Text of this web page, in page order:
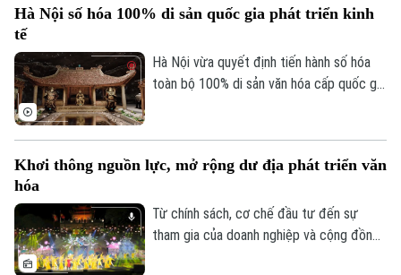
Hà Nội số hóa 100% di sản quốc gia phát triển kinh
tế
Hà Nội vừa quyết định tiến hành số hóa
toàn bộ 100% di sản văn hóa cấp quốc gia
triển du lịch và công nghiệp sáng tạo.
Khơi thông nguồn lực, mở rộng dư địa phát triển văn
hóa
Từ chính sách, cơ chế đầu tư đến sự
tham gia của doanh nghiệp và cộng đồng,